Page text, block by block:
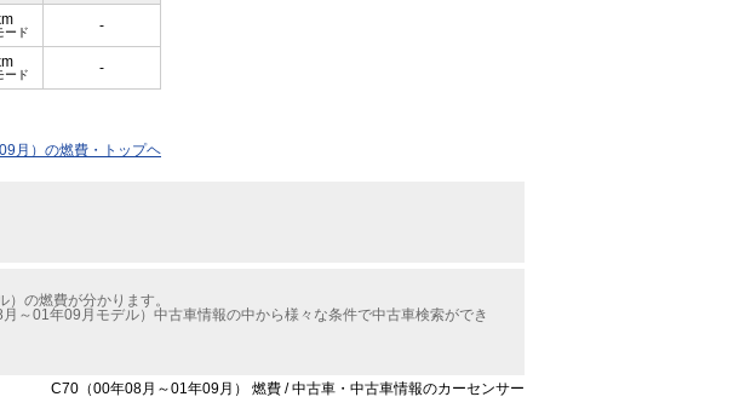
ード -
ード -
月）の燃費・トップヘ
の燃費が分かります。
～01年09月モデル）中古車情報の中から様々な条件で中古車検索ができ
C70（00年08月～01年09月） 燃費 / 中古車・中古車情報のカーセンサー